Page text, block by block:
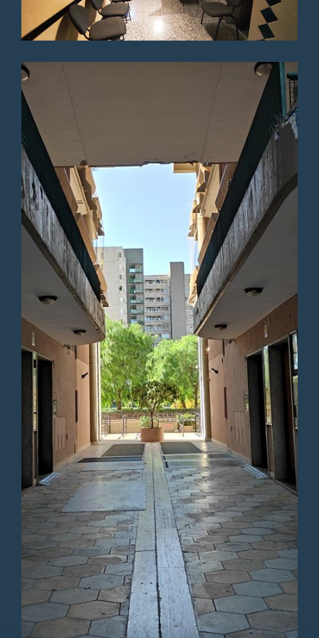
analizzare
Dopo tre anni di terapia posso
dire con profonda gratitudine
che il percorso svolto con il
Dott. De Fonte ha
rappresentato una svolta
decisiva nella mia vita. Il
dottore, con grande
competenza e pazienza, mi ha
insegnato a prendermi cura di
me stessa, a rispettarmi e a
vivere con maggiore
consapevolezza. Mi ha aiutata a
comprendere i miei
meccanismi interiori e, grazie a
questo, ho imparato a
riconoscere e fermare nella
quotidianità quegli
atteggiamenti che mi tenevano
bloccata in un loop e non mi
permettevano di andare avanti.
Il suo ascolto autentico, unito
alla capacità di intervenire con